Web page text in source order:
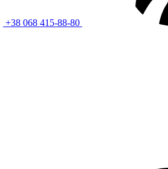
+38 068 415-88-80